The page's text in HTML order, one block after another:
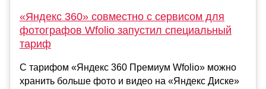
«Яндекс 360» совместно с сервисом для
фотографов Wfolio запустил специальный
тариф
С тарифом «Яндекс 360 Премиум Wfolio» можно
хранить больше фото и видео на «Яндекс Диске»